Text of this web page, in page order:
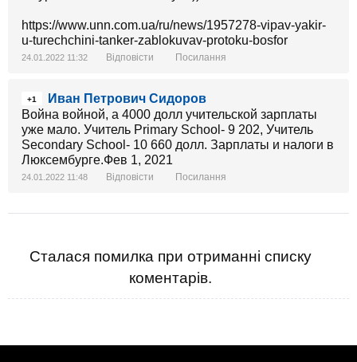
https://www.unn.com.ua/ru/news/1957278-vipav-yakir-
u-turechchini-tanker-zablokuvav-protoku-bosfor
24.01.2022 11:32 Відповісти Посилання
+1
Иван Петрович Сидоров
Война войной, а 4000 долл учительской зарплаты
уже мало. Учитель Primary School- 9 202, Учитель
Secondary School- 10 660 долл. Зарплаты и налоги в
Люксембурге.Фев 1, 2021
24.01.2022 11:48 Відповісти Посилання
Сталася помилка при отриманні списку
коментарів.